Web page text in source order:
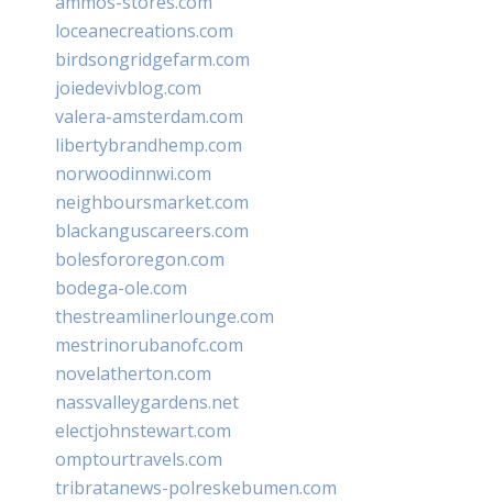
loceanecreations.com
birdsongridgefarm.com
joiedevivblog.com
valera-amsterdam.com
libertybrandhemp.com
norwoodinnwi.com
neighboursmarket.com
blackanguscareers.com
bolesfororegon.com
bodega-ole.com
thestreamlinerlounge.com
mestrinorubanofc.com
novelatherton.com
nassvalleygardens.net
electjohnstewart.com
omptourtravels.com
tribratanews-polreskebumen.com